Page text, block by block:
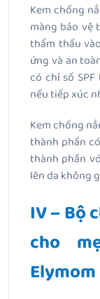
Kem chống
màng bảo vệ
thẩm thấu
ứng và an
có chỉ số
nếu tiếp xúc
Kem chống
thành phần
thành phần
lên da không
IV – Bộ
cho
Elymom